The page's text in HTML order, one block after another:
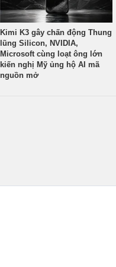
Kimi K3 gây chấn động Thung
lũng Silicon, NVIDIA,
Microsoft cùng loạt ông lớn
kiến nghị Mỹ ủng hộ AI mã
nguồn mở